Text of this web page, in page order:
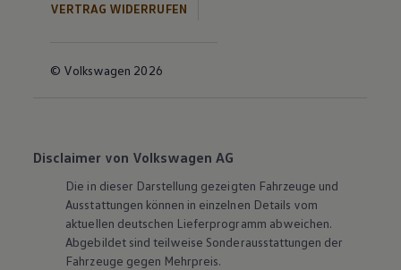
VERTRAG WIDERRUFEN
© Volkswagen 2026
Disclaimer von Volkswagen AG
Die in dieser Darstellung gezeigten Fahrzeuge und
Ausstattungen können in einzelnen Details vom
aktuellen deutschen Lieferprogramm abweichen.
Abgebildet sind teilweise Sonderausstattungen der
Fahrzeuge gegen Mehrpreis.